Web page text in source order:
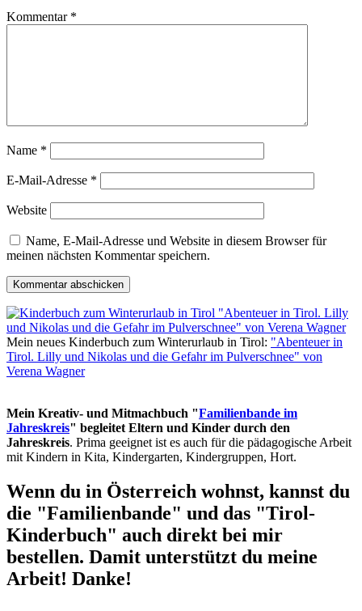
Kommentar *
Name *
E-Mail-Adresse *
Website
Name, E-Mail-Adresse und Website in diesem Browser für
meinen nächsten Kommentar speichern.
Mein neues Kinderbuch zum Winterurlaub in Tirol: "Abenteuer in
Tirol. Lilly und Nikolas und die Gefahr im Pulverschnee" von
Verena Wagner
Mein Kreativ- und Mitmachbuch "Familienbande im
Jahreskreis" begleitet Eltern und Kinder durch den
Jahreskreis. Prima geeignet ist es auch für die pädagogische Arbeit
mit Kindern in Kita, Kindergarten, Kindergruppen, Hort.
Wenn du in Österreich wohnst, kannst du
die "Familienbande" und das "Tirol-
Kinderbuch" auch direkt bei mir
bestellen. Damit unterstützt du meine
Arbeit! Danke!